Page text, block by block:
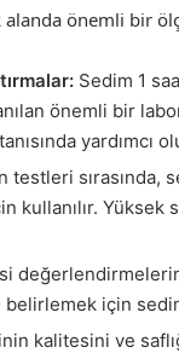
önemli bir
Sedim 1
önemli bir
yardımcı
testleri sırasında,
kullanılır. Yüksek
için
kalitesini ve